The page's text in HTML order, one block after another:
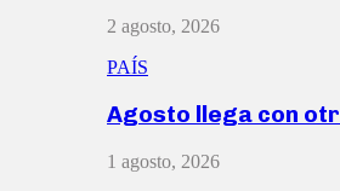
2 agosto, 2026
PAÍS
Agosto llega con
1 agosto, 2026